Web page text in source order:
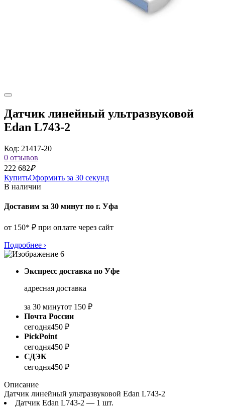
Датчик линейный ультразвуковой
Edan L743‐2
Код: 21417-20
0 отзывов
222 682₽
КупитьОформить за 30 секунд
В наличии
Доставим за 30 минут по г. Уфа
от 150* ₽ при оплате через сайт
Подробнее ›
Экспресс доставка по Уфе
адресная доставка
за 30 минутот 150 ₽
Почта России
сегодня450 ₽
PickPoint
сегодня450 ₽
СДЭК
сегодня450 ₽
Описание
Датчик линейный ультразвуковой Edan L743‐2
Датчик Edan L743‐2 — 1 шт.